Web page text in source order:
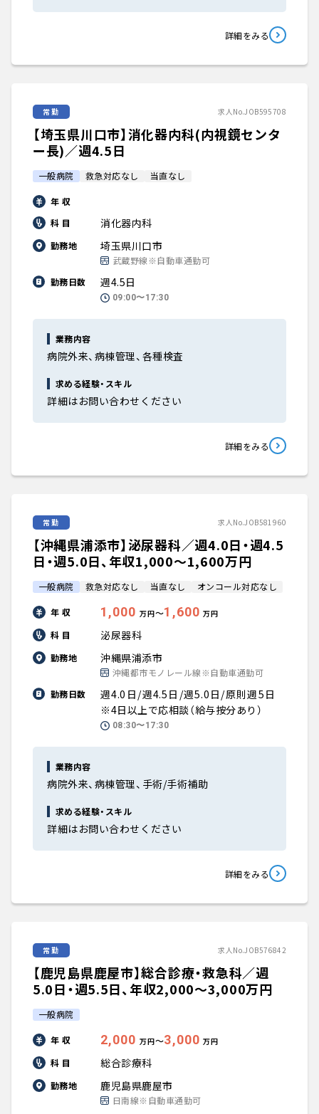
詳細をみる
常勤 求人No.JOB595708
【埼玉県川口市】消化器内科(内視鏡センタ
ー長)／週4.5日
一般病院 救急対応なし 当直なし
年 収
科 目
消化器内科
勤務地 埼玉県川口市
武蔵野線※自動車通勤可
勤務日数
週4.5日
09:00〜17:30
業務内容
病院外来、病棟管理、各種検査
求める経験・スキル
詳細はお問い合わせください
詳細をみる
常勤 求人No.JOB581960
【沖縄県浦添市】泌尿器科／週4.0日・週4.5
日・週5.0日、年収1,000〜1,600万円
一般病院 救急対応なし 当直なし オンコール対応なし
年 収 1,000 万円〜1,600 万円
科 目 泌尿器科
勤務地 沖縄県浦添市
沖縄都市モノレール線※自動車通勤可
勤務日数
週4.0日/週4.5日/週5.0日/原則週5日
※4日以上で応相談（給与按分あり）
08:30〜17:30
業務内容
病院外来、病棟管理、手術/手術補助
求める経験・スキル
詳細はお問い合わせください
詳細をみる
常勤 求人No.JOB576842
【鹿児島県鹿屋市】総合診療・救急科／週
5.0日・週5.5日、年収2,000〜3,000万円
一般病院
年 収 2,000 万円〜3,000 万円
科 目 総合診療科
勤務地 鹿児島県鹿屋市
日南線※自動車通勤可